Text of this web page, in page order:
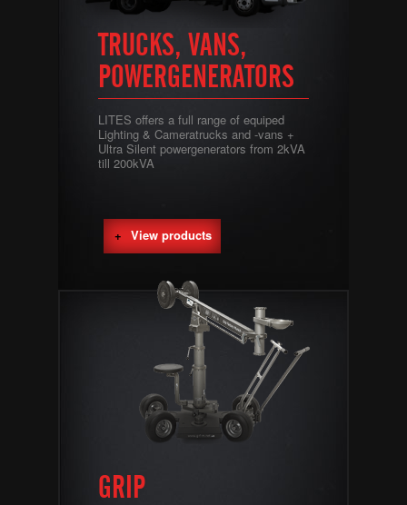
TRUCKS, VANS,
POWERGENERATORS
LITES offers a full range of equiped
Lighting & Cameratrucks and -vans +
Ultra Silent powergenerators from 2kVA
till 200kVA
View products
GRIP